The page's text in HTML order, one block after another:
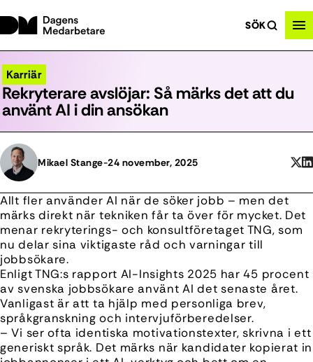
SÖK
Karriär
Rekryterare avslöjar: Så märks det att du
använt AI i din ansökan
Mikael Stange-24 november, 2025
Allt fler använder AI när de söker jobb – men det
märks direkt när tekniken får ta över för mycket. Det
menar rekryterings- och konsultföretaget TNG, som
nu delar sina viktigaste råd och varningar till
jobbsökare.
Enligt TNG:s rapport AI-Insights 2025 har 45 procent
av svenska jobbsökare använt AI det senaste året.
Vanligast är att ta hjälp med personliga brev,
språkgranskning och intervjuförberedelser.
– Vi ser ofta identiska motivationstexter, skrivna i ett
generiskt språk. Det märks när kandidater kopierat in